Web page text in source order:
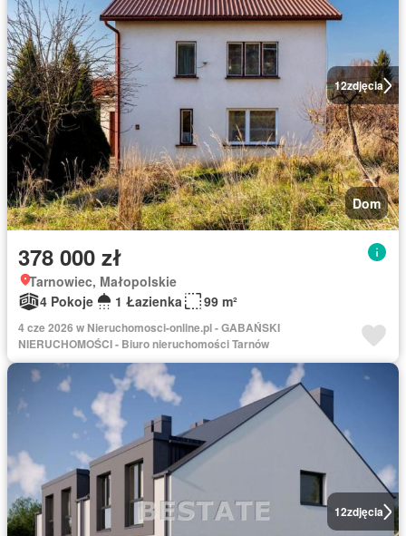
12zdjęcia
Dom
378 000 zł
Tarnowiec, Małopolskie
4 Pokoje
1 Łazienka 99 m²
4 cze 2026 w Nieruchomosci-online.pl - GABAŃSKI
NIERUCHOMOŚCI - Biuro nieruchomości Tarnów
12zdjęcia